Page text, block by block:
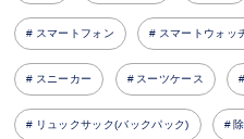
スマートフォン スマートウォッ
スニーカー スーツケース
リュックサック(バックパック)